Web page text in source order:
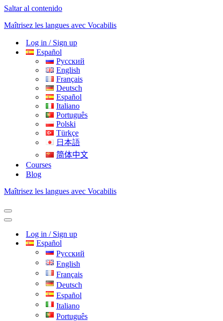
Saltar al contenido
Maîtrisez les langues avec Vocabilis
Log in / Sign up
Español
Русский
English
Français
Deutsch
Español
Italiano
Português
Polski
Türkçe
日本語
简体中文
Courses
Blog
Maîtrisez les langues avec Vocabilis
Menú
de
Menú
navegaciónLog in / Sign up
Español
Русский
English
Français
Deutsch
Español
Italiano
Português